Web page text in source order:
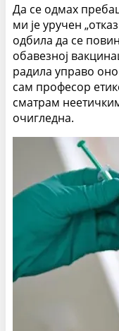
Да се одмах
ми је уручен
одбила да се
обавезној
радила управо
сам професор
сматрам
очигледна.